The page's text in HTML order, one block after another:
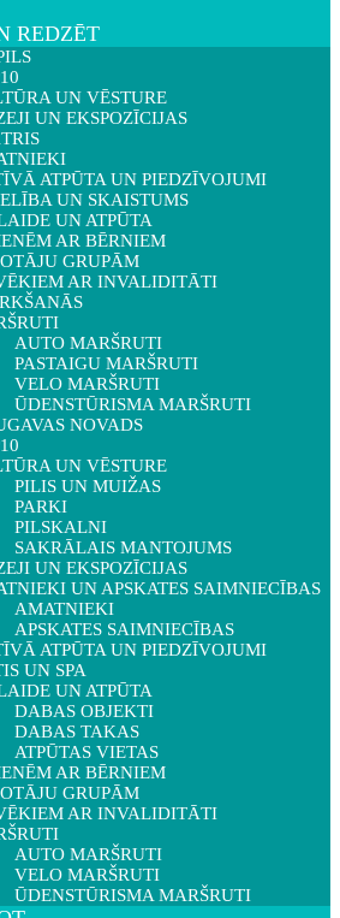
REDZĒT
UN VĒSTURE
UN EKSPOZĪCIJAS
ATPŪTA UN PIEDZĪVOJUMI
UN SKAISTUMS
UN ATPŪTA
AR BĒRNIEM
GRUPĀM
AR INVALIDITĀTI
AUTO MARŠRUTI
PASTAIGU MARŠRUTI
VELO MARŠRUTI
ŪDENSTŪRISMA MARŠRUTI
NOVADS
UN VĒSTURE
PILIS UN MUIŽAS
PARKI
PILSKALNI
SAKRĀLAIS MANTOJUMS
UN EKSPOZĪCIJAS
UN APSKATES SAIMNIECĪBAS
AMATNIEKI
APSKATES SAIMNIECĪBAS
ATPŪTA UN PIEDZĪVOJUMI
UN SPA
UN ATPŪTA
DABAS OBJEKTI
DABAS TAKAS
ATPŪTAS VIETAS
AR BĒRNIEM
GRUPĀM
AR INVALIDITĀTI
AUTO MARŠRUTI
VELO MARŠRUTI
ŪDENSTŪRISMA MARŠRUTI